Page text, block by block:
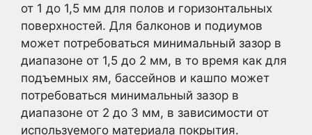
от 1 до 1,5 мм для полов и горизонтальных
поверхностей. Для балконов и подиумов
может потребоваться минимальный зазор в
диапазоне от 1,5 до 2 мм, в то время как для
подъемных ям, бассейнов и кашпо может
потребоваться минимальный зазор в
диапазоне от 2 до 3 мм, в зависимости от
используемого материала покрытия.